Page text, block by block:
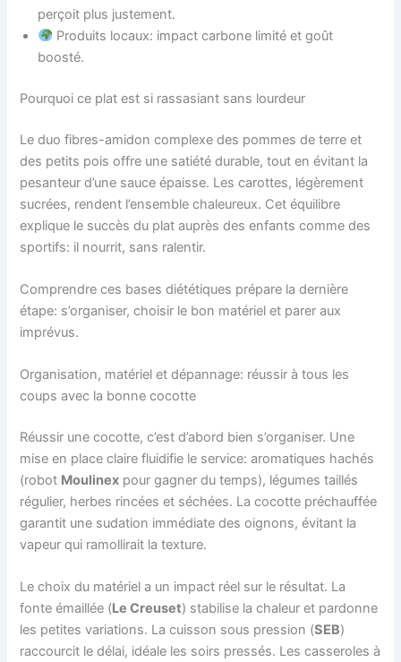
perçoit plus justement.
Produits locaux: impact carbone limité et goût
boosté.
Pourquoi ce plat est si rassasiant sans lourdeur
Le duo fibres-amidon complexe des pommes de terre et
des petits pois offre une satiété durable, tout en évitant la
pesanteur d’une sauce épaisse. Les carottes, légèrement
sucrées, rendent l’ensemble chaleureux. Cet équilibre
explique le succès du plat auprès des enfants comme des
sportifs: il nourrit, sans ralentir.
Comprendre ces bases diététiques prépare la dernière
étape: s’organiser, choisir le bon matériel et parer aux
imprévus.
Organisation, matériel et dépannage: réussir à tous les
coups avec la bonne cocotte
Réussir une cocotte, c’est d’abord bien s’organiser. Une
mise en place claire fluidifie le service: aromatiques hachés
(robot Moulinex pour gagner du temps), légumes taillés
régulier, herbes rincées et séchées. La cocotte préchauffée
garantit une sudation immédiate des oignons, évitant la
vapeur qui ramollirait la texture.
Le choix du matériel a un impact réel sur le résultat. La
fonte émaillée (Le Creuset) stabilise la chaleur et pardonne
les petites variations. La cuisson sous pression (SEB)
raccourcit le délai, idéale les soirs pressés. Les casseroles à